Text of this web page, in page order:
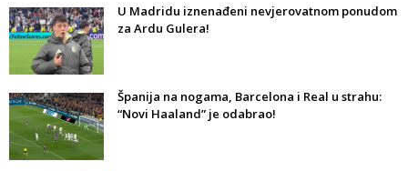
U Madridu iznenađeni nevjerovatnom ponudom
za Ardu Gulera!
Španija na nogama, Barcelona i Real u strahu:
“Novi Haaland” je odabrao!